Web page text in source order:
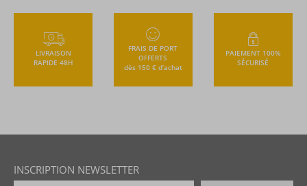
LIVRAISON
RAPIDE 48H
FRAIS DE PORT
OFFERTS
dès 150 € d’achat
PAIEMENT 100%
SÉCURISÉ
INSCRIPTION NEWSLETTER